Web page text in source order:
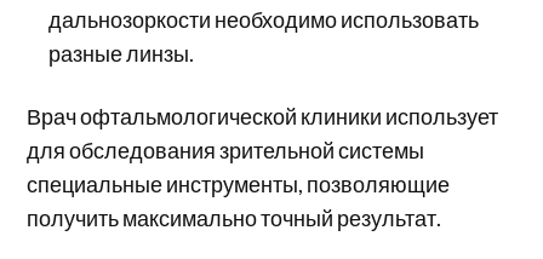
дальнозоркости необходимо использовать
разные линзы.
Врач офтальмологической клиники использует
для обследования зрительной системы
специальные инструменты, позволяющие
получить максимально точный результат.